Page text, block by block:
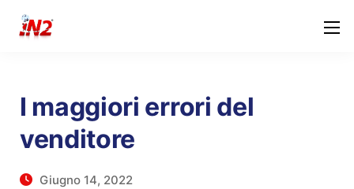
I maggiori errori del
venditore
Giugno 14, 2022